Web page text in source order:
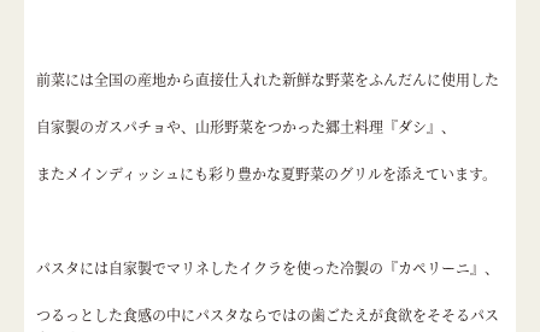
前菜には全国の産地から直接仕入れた新鮮な野菜をふんだんに使用した
自家製のガスパチョや、山形野菜をつかった郷土料理『ダシ』、
またメインディッシュにも彩り豊かな夏野菜のグリルを添えています。
パスタには自家製でマリネしたイクラを使った冷製の『カペリーニ』、
つるっとした食感の中にパスタならではの歯ごたえが食欲をそそるパス